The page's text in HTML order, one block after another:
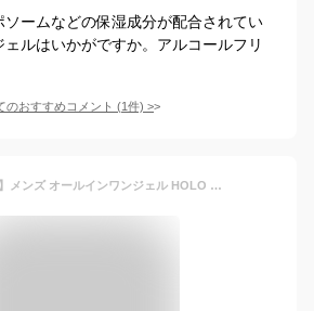
ソームなどの保湿成分が配合されてい
ルはいかがですか。アルコールフリ
のおすすめコメント (1件) >
【ポイント11倍】メンズ オールインワンジェル HOLO BELL ホロベル トータルスキンケア保湿ジェル 100g